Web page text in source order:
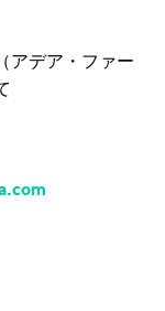
アデア・ファー